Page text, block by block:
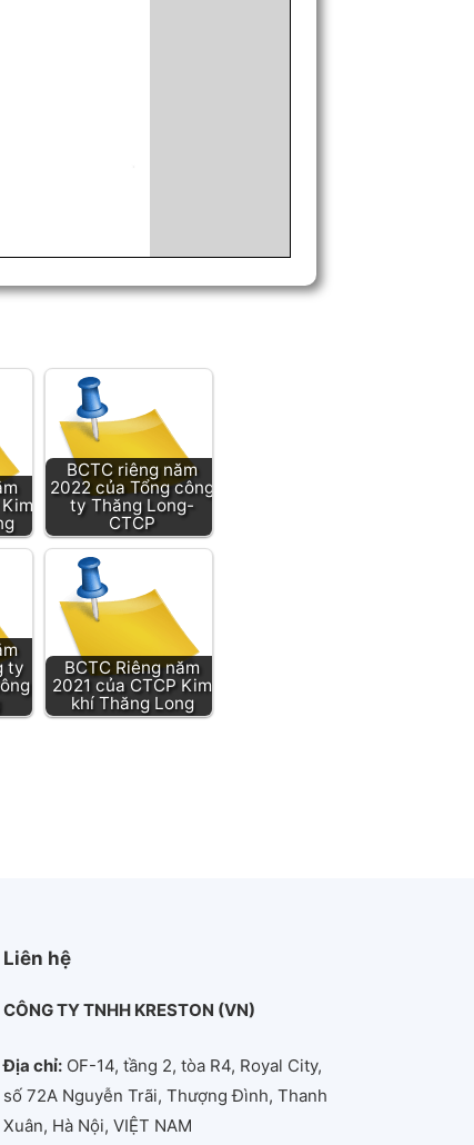
BCTC riêng năm
2022 của Tổng công
ty Thăng Long-
CTCP
ty
BCTC Riêng năm
2021 của CTCP Kim
khí Thăng Long
Liên hệ
CÔNG TY TNHH KRESTON (VN)
Địa chỉ: OF-14, tầng 2, tòa R4, Royal City,
số 72A Nguyễn Trãi, Thượng Đình, Thanh
Xuân, Hà Nội, VIỆT NAM